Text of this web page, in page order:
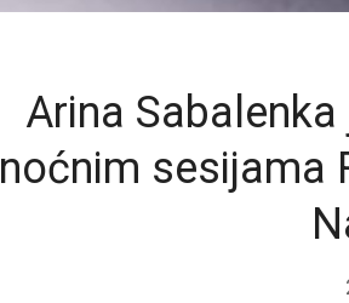
Arina
noćnim sesijama